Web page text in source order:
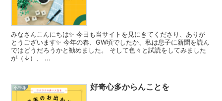
みなさんこんにちは✨ 今日も当サイトを見にきてくださり、ありが
とうございます✨ 今年の春、GW頃でしたか、私は息子に新聞を読ん
ではどうだろうかと勧めました。 そして色々と試読をしてみました
が（↓）、 ...
小学生 好奇心多からんことを